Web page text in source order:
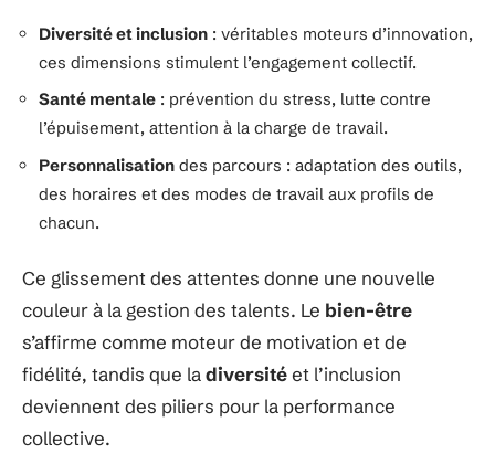
Diversité et inclusion : véritables moteurs d’innovation,
ces dimensions stimulent l’engagement collectif.
Santé mentale : prévention du stress, lutte contre
l’épuisement, attention à la charge de travail.
Personnalisation des parcours : adaptation des outils,
des horaires et des modes de travail aux profils de
chacun.
Ce glissement des attentes donne une nouvelle
couleur à la gestion des talents. Le bien-être
s’affirme comme moteur de motivation et de
fidélité, tandis que ladiversitéet l’inclusion
deviennent des piliers pour la performance
collective.